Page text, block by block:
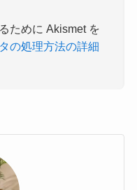
ために Akismet を
の処理方法の詳細